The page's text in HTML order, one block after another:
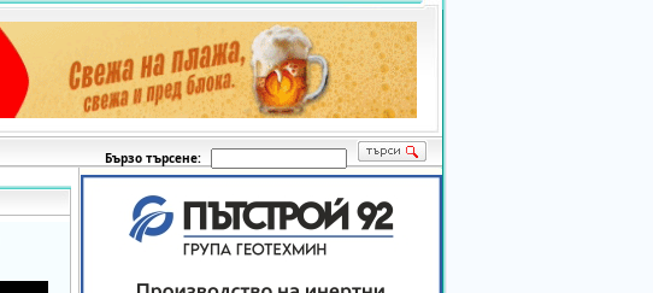
Бързо търсене: